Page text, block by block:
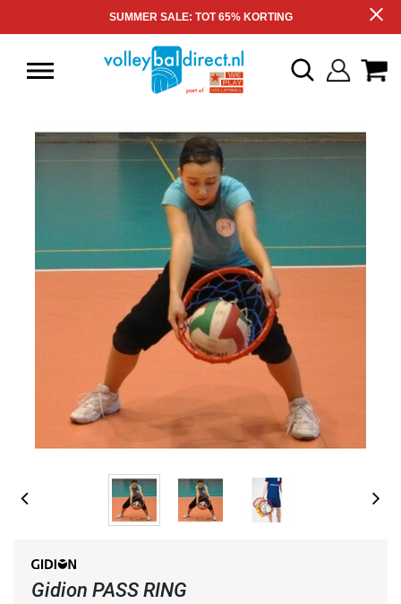
SUMMER SALE: TOT 65% KORTING
Gidion PASS RING